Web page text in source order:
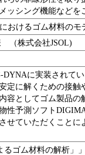
ッシング機能などを
おけるゴム材料のモ
株式会社JSOL)
DYNAに実装されて
定に解くための接
容としてゴム製品
性予測ソフト
せていただくこと
ゴム材料の解析」